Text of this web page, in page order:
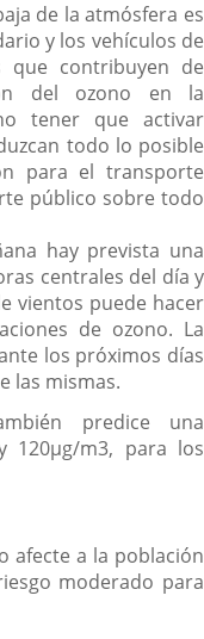
de la atmósfera es
y los vehículos de
que contribuyen de
del ozono en la
tener que activar
todo lo posible
para el transporte
público sobre todo
hay prevista una
centrales del día y
vientos puede hacer
de ozono. La
los próximos días
las mismas.
predice una
120µg/m3, para los
afecte a la población
moderado para